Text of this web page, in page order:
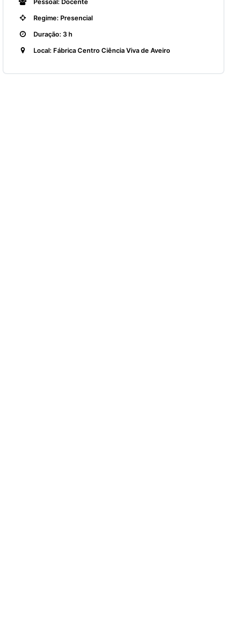
Pessoal: Docente
Regime: Presencial
Duração: 3 h
Local: Fábrica Centro Ciência Viva de Aveiro